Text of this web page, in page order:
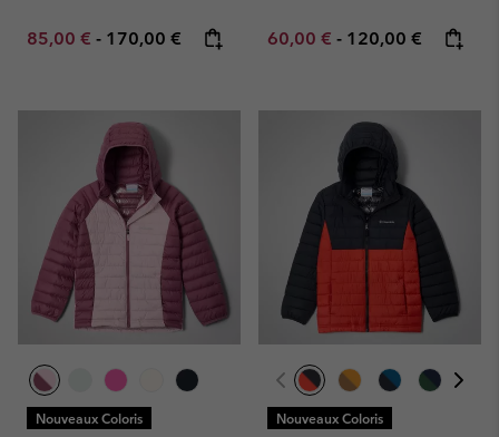
Minimum sale price:
85,00 € - Maximum price:
170,00 € Minimum sale price:
60,00 € - Maximum price:
120,00 €
Nouveaux Coloris Nouveaux Coloris